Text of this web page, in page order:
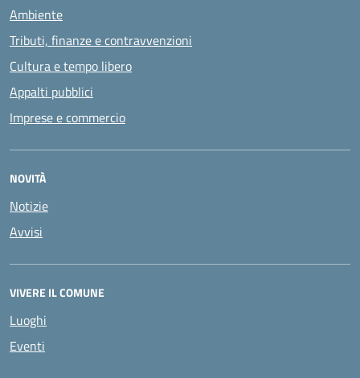
Ambiente
Tributi, finanze e contravvenzioni
Cultura e tempo libero
Appalti pubblici
Imprese e commercio
NOVITÀ
Notizie
Avvisi
VIVERE IL COMUNE
Luoghi
Eventi